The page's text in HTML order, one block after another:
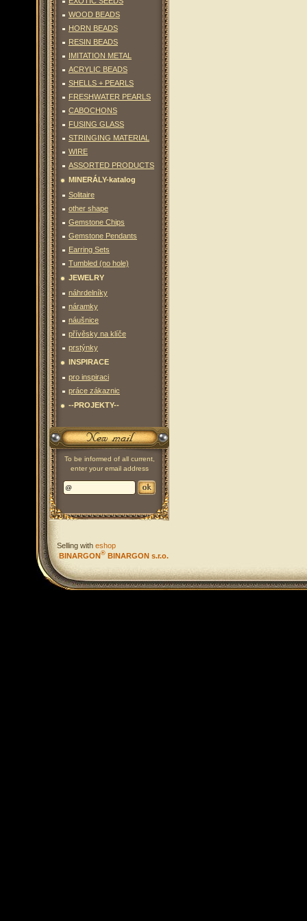
WOOD BEADS
HORN BEADS
RESIN BEADS
IMITATION METAL
ACRYLIC BEADS
SHELLS + PEARLS
FRESHWATER PEARLS
CABOCHONS
FUSING GLASS
STRINGING MATERIAL
WIRE
ASSORTED PRODUCTS
MINERÁLY-katalog
Solitaire
other shape
Gemstone Chips
Gemstone Pendants
Earring Sets
Tumbled (no hole)
JEWELRY
náhrdelníky
náramky
náušnice
přívěsky na klíče
prstýnky
INSPIRACE
pro inspiraci
práce zákaznic
--PROJEKTY--
To be informed of all current,
enter your email address
Selling with eshop
BINARGON® BINARGON s.r.o.